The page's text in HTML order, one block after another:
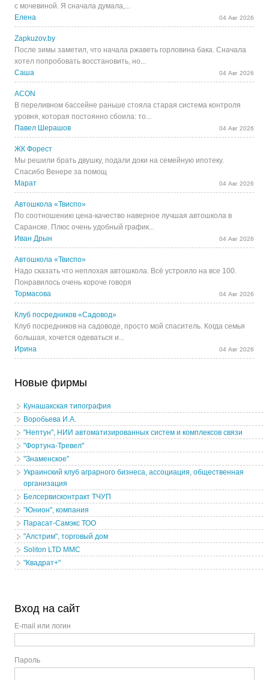
с мочевиной. Я сначала думала,...
Елена
04 Авг 2026
Zapkuzov.by
После зимы заметил, что начала ржаветь горловина бака. Сначала
хотел попробовать восстановить, но...
Саша
04 Авг 2026
ACON
В переливном бассейне раньше стояла старая система контроля
уровня, которая постоянно сбоила: то...
Павел Шерашов
04 Авг 2026
ЖК Форест
Мы решили брать двушку, подали доки на семейную ипотеку.
Спасибо Венере за помощ
Марат
04 Авг 2026
Автошкола «Твиспо»
По соотношению цена-качество наверное лучшая автошкола в
Саранске. Плюс очень удобный график...
Иван Дрын
04 Авг 2026
Автошкола «Твиспо»
Надо сказать что неплохая автошкола. Всё устроило на все 100.
Понравилось очень короче говоря
Тормасова
04 Авг 2026
Клуб посредников «Садовод»
Клуб посредников на садоводе, просто мой спаситель. Когда семья
большая, хочется одеваться и...
Ирина
04 Авг 2026
Новые фирмы
Кунашакская типография
Воробьева И.А.
"Нептун", НИИ автоматизированных систем и комплексов связи
"Фортуна-Тревел"
"Знаменское"
Украинский клуб аграрного бизнеса, ассоциация, общественная
организация
Белсервисконтракт ТЧУП
"Юнион", компания
Парасат-Самэкс ТОО
"Алстрим", торговый дом
Soliton LTD MMC
"Квадрат+"
Вход на сайт
E-mail или логин
Пароль